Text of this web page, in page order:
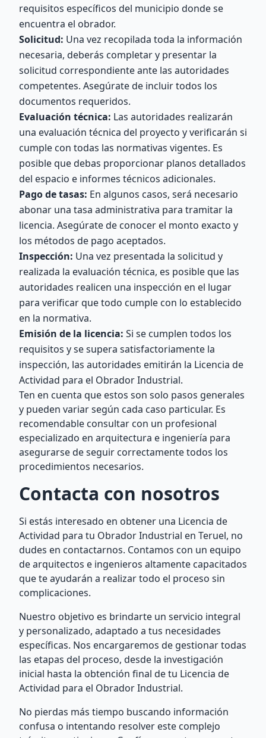
requisitos específicos del municipio donde se
encuentra el obrador.
Solicitud: Una vez recopilada toda la información
necesaria, deberás completar y presentar la
solicitud correspondiente ante las autoridades
competentes. Asegúrate de incluir todos los
documentos requeridos.
Evaluación técnica: Las autoridades realizarán
una evaluación técnica del proyecto y verificarán si
cumple con todas las normativas vigentes. Es
posible que debas proporcionar planos detallados
del espacio e informes técnicos adicionales.
Pago de tasas: En algunos casos, será necesario
abonar una tasa administrativa para tramitar la
licencia. Asegúrate de conocer el monto exacto y
los métodos de pago aceptados.
Inspección: Una vez presentada la solicitud y
realizada la evaluación técnica, es posible que las
autoridades realicen una inspección en el lugar
para verificar que todo cumple con lo establecido
en la normativa.
Emisión de la licencia: Si se cumplen todos los
requisitos y se supera satisfactoriamente la
inspección, las autoridades emitirán la Licencia de
Actividad para el Obrador Industrial.
Ten en cuenta que estos son solo pasos generales
y pueden variar según cada caso particular. Es
recomendable consultar con un profesional
especializado en arquitectura e ingeniería para
asegurarse de seguir correctamente todos los
procedimientos necesarios.
Contacta con nosotros
Si estás interesado en obtener una Licencia de
Actividad para tu Obrador Industrial en Teruel, no
dudes en contactarnos. Contamos con un equipo
de arquitectos e ingenieros altamente capacitados
que te ayudarán a realizar todo el proceso sin
complicaciones.
Nuestro objetivo es brindarte un servicio integral
y personalizado, adaptado a tus necesidades
específicas. Nos encargaremos de gestionar todas
las etapas del proceso, desde la investigación
inicial hasta la obtención final de tu Licencia de
Actividad para el Obrador Industrial.
No pierdas más tiempo buscando información
confusa o intentando resolver este complejo